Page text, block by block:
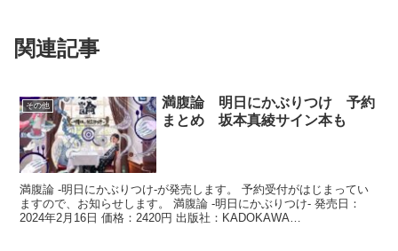
関連記事
その他
満腹論 明日にかぶりつけ 予約
まとめ 坂本真綾サイン本も
満腹論 -明日にかぶりつけ-が発売します。 予約受付がはじまってい
ますので、お知らせします。 満腹論 -明日にかぶりつけ- 発売日：
2024年2月16日 価格：2420円 出版社：KADOKAWA